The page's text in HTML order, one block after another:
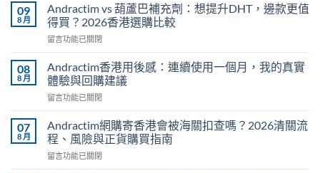
09
8 月
Andractim vs 葫蘆巴補充劑：想提升DHT，邊款更值
得買？2026香港選購比較
在
vs
葫
蘆
巴
充
劑：
想
提
留言功能已關閉
08
8 月
Andractim香港用後感：連續使用一個月，我的真實
體驗與回購建議
在
香
港
用
後
留言功能已關閉
07
8 月
Andractim網購寄香港會被海關扣查嗎？2026清關流
程、風險與正貨購買指南
在
留言功能已關閉